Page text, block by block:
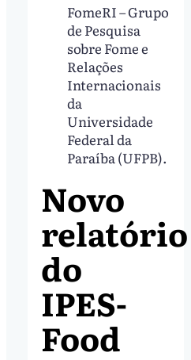
FomeRI – Grupo
de Pesquisa
sobre Fome e
Relações
Internacionais
da
Universidade
Federal da
Paraíba (UFPB).
Novo
relatório
do
IPES-
Food